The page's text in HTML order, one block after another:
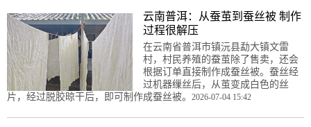
云南普洱：从蚕茧到蚕丝被 制作
过程很解压
在云南省普洱市镇沅县勐大镇文雷
村，村民养殖的蚕茧除了售卖，还会
根据订单直接制作成蚕丝被。蚕丝经
过机器缫丝后，从茧变成白色的丝
片，经过脱胶晾干后，即可制作成蚕丝被。 2026-07-04 15:42